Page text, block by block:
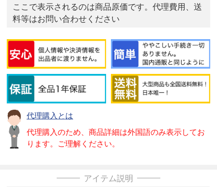
ここで表示されるのは商品原価です。代理費用、送
料等はお問い合わせください
代理購入とは
代理購入のため、商品詳細は外国語のみ表示してお
ります。ご理解ください。
アイテム説明